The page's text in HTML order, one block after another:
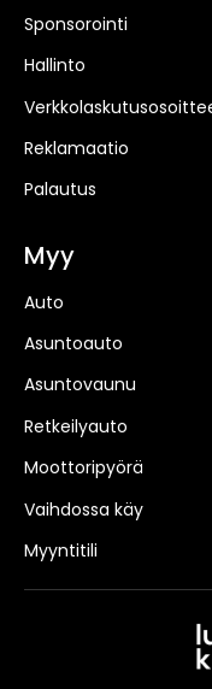
Sponsorointi
Hallinto
Reklamaatio
Palautus
Myy
Auto
Asuntoauto
Asuntovaunu
Retkeilyauto
Moottoripyörä
Vaihdossa käy
Myyntitili